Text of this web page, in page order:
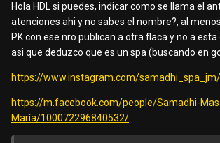
Hola HDL si puedes, indicar como se llama el
atenciones ahi y no sabes el nombre?, al
PK con ese nro publican a otra flaca y no a
asi que deduzco que es un spa (buscando en
https://www.instagram.com/
https://m.facebook.com/people/Samadhi-
María/100072296840532/